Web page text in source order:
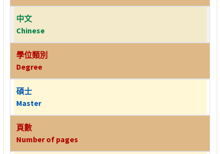
中文
Chinese
學位類別
Degree
碩士
Master
頁數
Number of pages